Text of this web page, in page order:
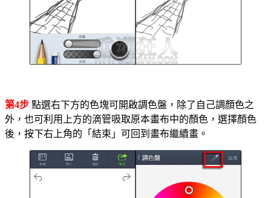
第4步 點選右下方的色塊可開啟調色盤，除了自己調顏色之
外，也可利用上方的滴管吸取原本畫布中的顏色，選擇顏色
後，按下右上角的「結束」可回到畫布繼續畫。